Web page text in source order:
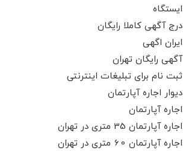
ایستگاه
درج آگهی کاملا رایگان
ایران اگهی
آگهی رایگان تهران
ثبت نام برای تبلیغات اینترنتی
دیوار اجاره آپارتمان
اجاره آپارتمان
اجاره آپارتمان 35 متری در تهران
اجاره آپارتمان 60 متری در تهران